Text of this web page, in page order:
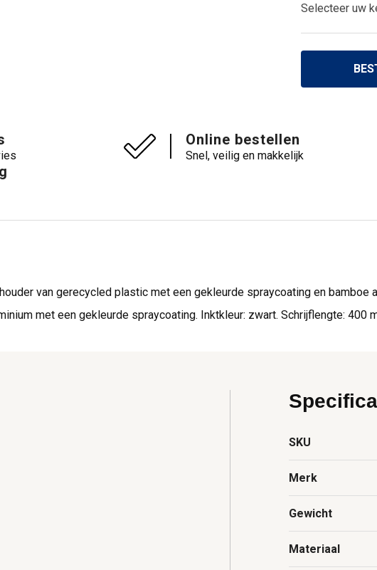
Selecteer uw
Online bestellen
Snel, veilig en makkelijk
van gerecycled plastic met een gekleurde spraycoating en
met een gekleurde spraycoating. Inktkleur: zwart. Schrijflengte: 400
SKU
Merk
Gewicht
Materiaal